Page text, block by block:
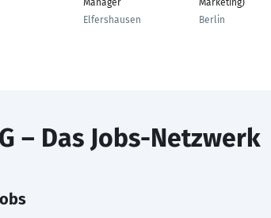
Manager
Elfershausen
Marketing)
Berlin
– Das Jobs-Netzwerk